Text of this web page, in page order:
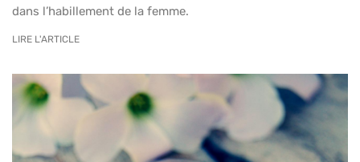
dans l’habillement de la femme.
LIRE L'ARTICLE